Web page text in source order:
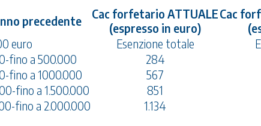
precedente
Cac forfetario ATTUALE
(espresso in euro)
Cac
euro
Esenzione totale
fino a 500.000
284
fino a 1000.000
567
fino a 1.500.000
851
fino a 2.000.000
1.134